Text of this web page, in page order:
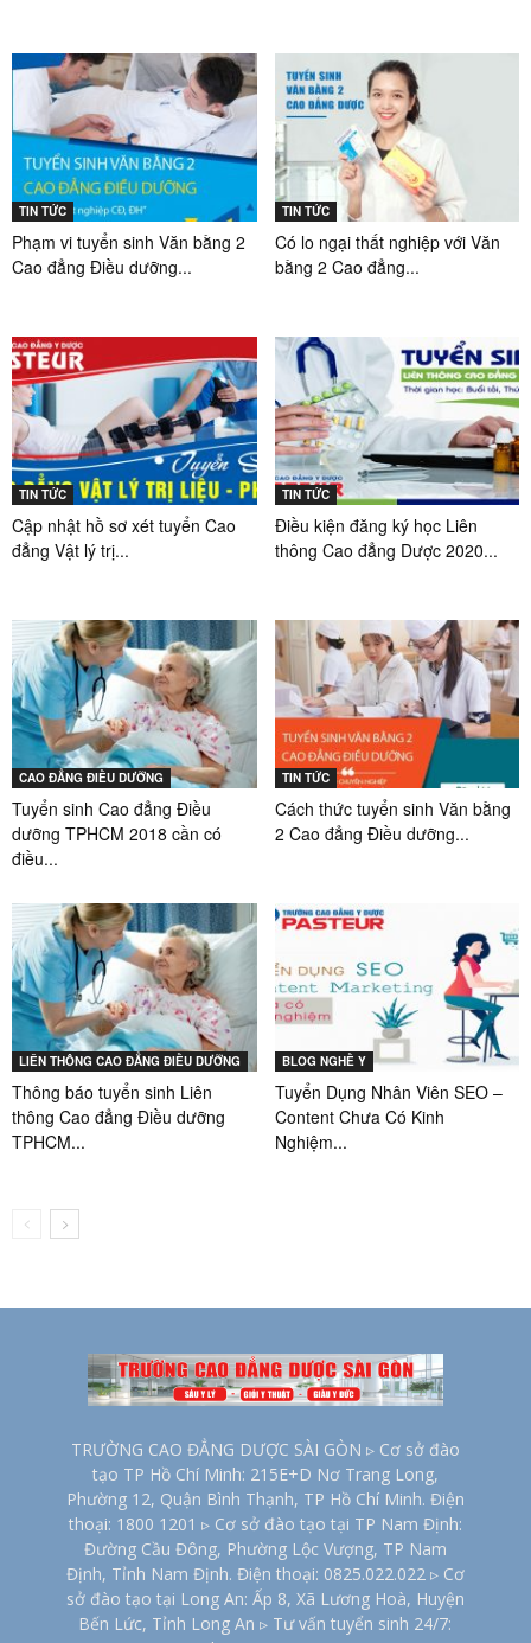
TIN TỨC
Phạm vi tuyển sinh Văn bằng 2
Cao đẳng Điều dưỡng...
TIN TỨC
Có lo ngại thất nghiệp với Văn
bằng 2 Cao đẳng...
TIN TỨC
Cập nhật hồ sơ xét tuyển Cao
đẳng Vật lý trị...
TIN TỨC
Điều kiện đăng ký học Liên
thông Cao đẳng Dược 2020...
CAO ĐẲNG ĐIỀU DƯỠNG
Tuyển sinh Cao đẳng Điều
dưỡng TPHCM 2018 cần có
điều...
TIN TỨC
Cách thức tuyển sinh Văn bằng
2 Cao đẳng Điều dưỡng...
LIÊN THÔNG CAO ĐẲNG ĐIỀU DƯỠNG
Thông báo tuyển sinh Liên
thông Cao đẳng Điều dưỡng
TPHCM...
BLOG NGHỀ Y
Tuyển Dụng Nhân Viên SEO –
Content Chưa Có Kinh
Nghiệm...
TRƯỜNG CAO ĐẲNG DƯỢC SÀI GÒN ▹ Cơ sở đào
tạo TP Hồ Chí Minh: 215E+D Nơ Trang Long,
Phường 12, Quận Bình Thạnh, TP Hồ Chí Minh. Điện
thoại: 1800 1201 ▹ Cơ sở đào tạo tại TP Nam Định:
Đường Cầu Đông, Phường Lộc Vượng, TP Nam
Định, Tỉnh Nam Định. Điện thoại: 0825.022.022 ▹ Cơ
sở đào tạo tại Long An: Ấp 8, Xã Lương Hoà, Huyện
Bến Lức, Tỉnh Long An ▹ Tư vấn tuyển sinh 24/7: